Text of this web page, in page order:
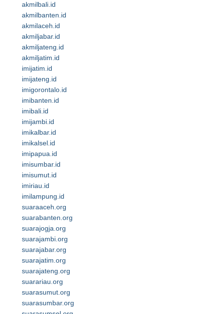
akmilbali.id
akmilbanten.id
akmilaceh.id
akmiljabar.id
akmiljateng.id
akmiljatim.id
imijatim.id
imijateng.id
imigorontalo.id
imibanten.id
imibali.id
imijambi.id
imikalbar.id
imikalsel.id
imipapua.id
imisumbar.id
imisumut.id
imiriau.id
imilampung.id
suaraaceh.org
suarabanten.org
suarajogja.org
suarajambi.org
suarajabar.org
suarajatim.org
suarajateng.org
suarariau.org
suarasumut.org
suarasumbar.org